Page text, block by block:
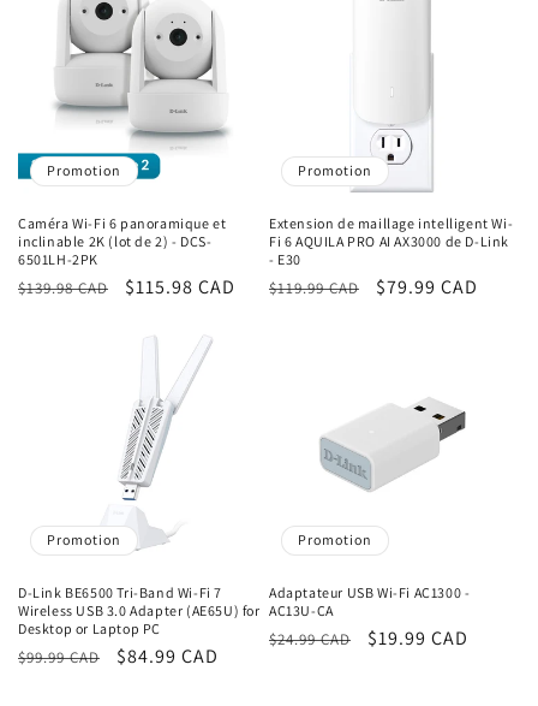
Promotion
Caméra Wi-Fi 6 panoramique et
inclinable 2K (lot de 2) - DCS-
6501LH-2PK
Prix
$139.98 CAD
Prix
$115.98 CAD
Promotion
Extension de maillage intelligent Wi-
Fi 6 AQUILA PRO AI AX3000 de D-Link
- E30
Prix
$119.99 CAD
Prix
$79.99 CAD
Promotion
D-Link BE6500 Tri-Band Wi-Fi 7
Wireless USB 3.0 Adapter (AE65U) for
Desktop or Laptop PC
Prix
$99.99 CAD
Prix
$84.99 CAD
Promotion
Adaptateur USB Wi-Fi AC1300 -
AC13U-CA
Prix
$24.99 CAD
Prix
$19.99 CAD